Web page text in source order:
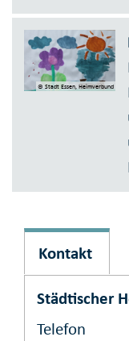
© Stadt Essen, Heimverbund
Kontakt
Städtischer
Telefon